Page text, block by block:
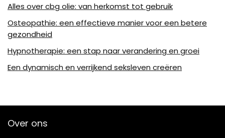
Alles over cbg olie: van herkomst tot gebruik
Osteopathie: een effectieve manier voor een betere
gezondheid
Hypnotherapie: een stap naar verandering en groei
Een dynamisch en verrijkend seksleven creëren
Over ons